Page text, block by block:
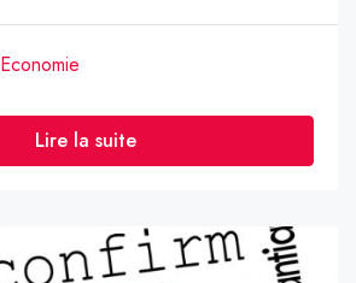
Economie
Lire la suite